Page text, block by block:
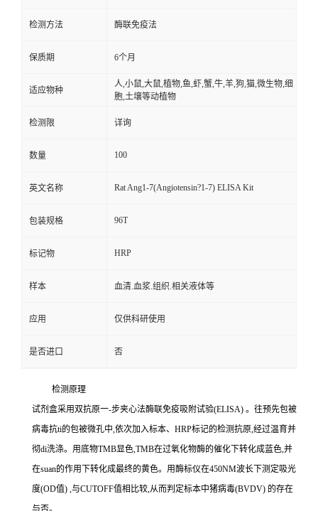
检测方法 酶联免疫法
保质期 6个月
适应物种
人,小鼠,大鼠,植物,鱼,虾,蟹,牛,羊,狗,猫,微生物,细
胞,土壤等动植物
检测限 详询
数量 100
英文名称 Rat Ang1-7(Angiotensin?1-7) ELISA Kit
包装规格 96T
标记物 HRP
样本 血清.血浆.组织.相关液体等
应用 仅供科研使用
是否进口 否
检测原理
试剂盒采用双抗原一-步夹心法酶联免疫吸附试验(ELISA) 。往预先包被
病毒抗ti的包被微孔中,依次加入标本、 HRP标记的检测抗原,经过温育并
彻di洗涤。用底物TMB显色,TMB在过氧化物酶的催化下转化成蓝色,并
在suan的作用下转化成最终的黄色。用酶标仪在450NM波长下测定吸光
度(OD值) ,与CUTOFF值相比较,从而判定标本中猪病毒(BVDV) 的存在